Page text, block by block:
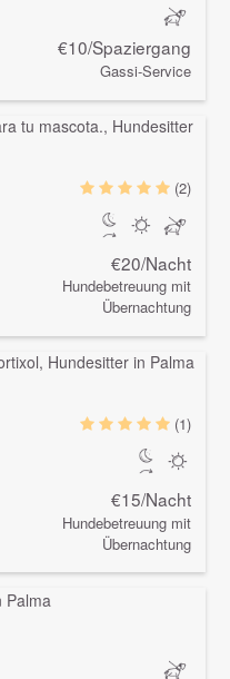
€10/Spaziergang
Gassi-Service
(2)
€20/Nacht
Hundebetreuung mit
Übernachtung
(1)
€15/Nacht
Hundebetreuung mit
Übernachtung